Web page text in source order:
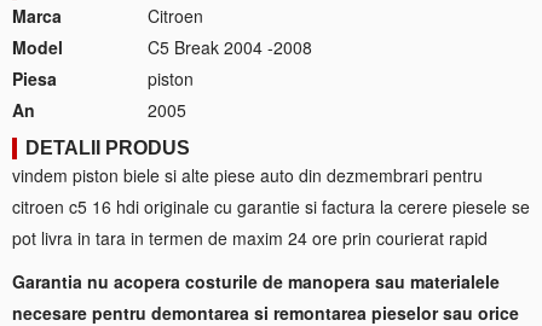
Marca
Citroen
Model
C5 Break 2004 -2008
Piesa
piston
An
2005
DETALII PRODUS
vindem piston biele si alte piese auto din dezmembrari pentru
citroen c5 16 hdi originale cu garantie si factura la cerere piesele se
pot livra in tara in termen de maxim 24 ore prin courierat rapid
Garantia nu acopera costurile de manopera sau materialele
necesare pentru demontarea si remontarea pieselor sau orice